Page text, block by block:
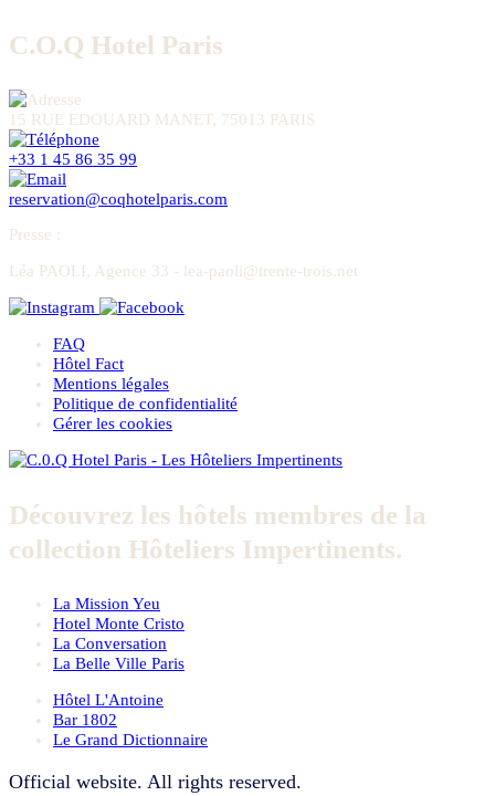
C.O.Q Hotel Paris
15 RUE EDOUARD MANET, 75013 PARIS
+33 1 45 86 35 99
reservation@coqhotelparis.com
Presse :
Léa PAOLI, Agence 33 - lea-paoli@trente-trois.net
FAQ
Hôtel Fact
Mentions légales
Politique de confidentialité
Gérer les cookies
Découvrez les hôtels membres de la
collection Hôteliers Impertinents.
La Mission Yeu
Hotel Monte Cristo
La Conversation
La Belle Ville Paris
Hôtel L'Antoine
Bar 1802
Le Grand Dictionnaire
Official website. All rights reserved.